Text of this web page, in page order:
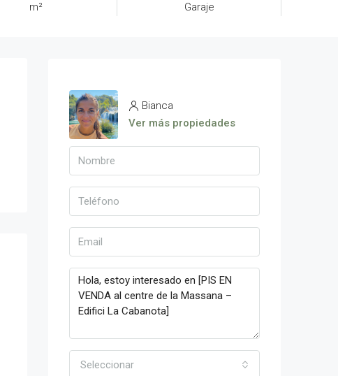
m²
Garaje
Bianca
Ver más propiedades
Seleccionar